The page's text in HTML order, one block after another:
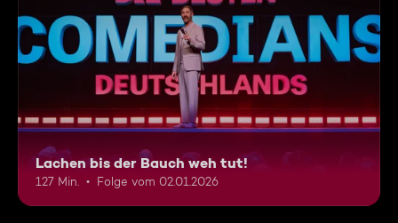
Lachen bis der Bauch weh tut!
127 Min. Folge vom 02.01.2026